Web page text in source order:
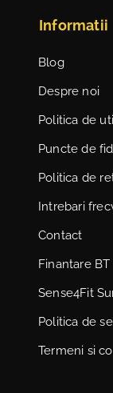
Informatii
Blog
Despre noi
Politica de
Puncte de
Politica de
Intrebari
Contact
Finantare BT
Sense4Fit
Politica de
Termeni si